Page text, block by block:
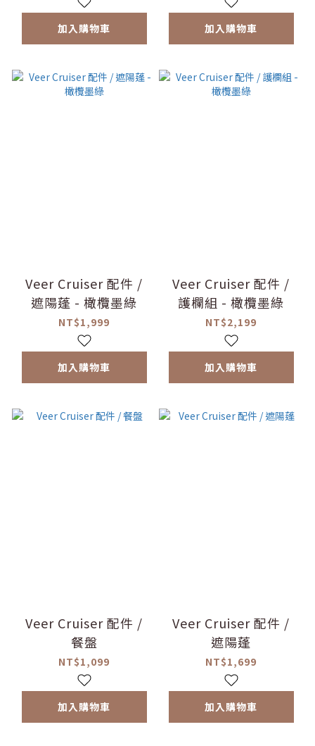
加入購物車 加入購物車
Veer Cruiser 配件 /
遮陽蓬 - 橄欖墨綠
NT$1,999
加入購物車
Veer Cruiser 配件 /
護欄組 - 橄欖墨綠
NT$2,199
加入購物車
Veer Cruiser 配件 /
餐盤
NT$1,099
加入購物車
Veer Cruiser 配件 /
遮陽蓬
NT$1,699
加入購物車